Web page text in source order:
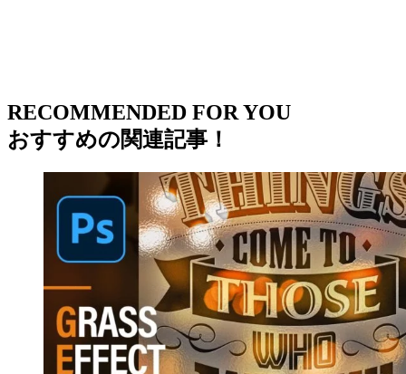
RECOMMENDED FOR YOU
おすすめの関連記事！